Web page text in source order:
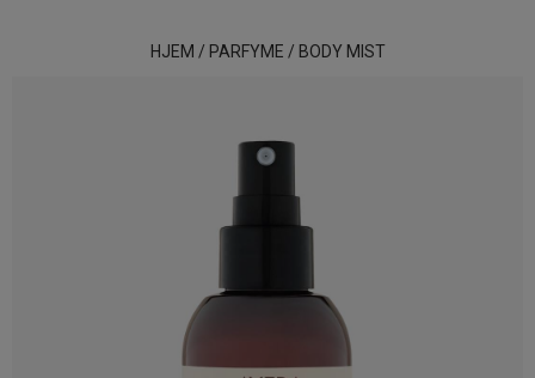
HJEM / PARFYME / BODY MIST